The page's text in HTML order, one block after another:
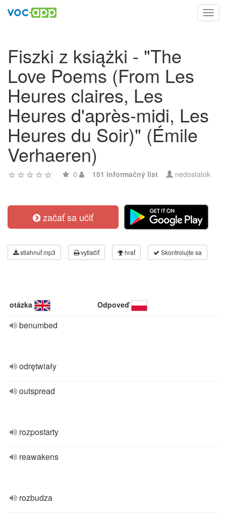
Fiszki z książki - "The
Love Poems (From Les
Heures claires, Les
Heures d'après-midi, Les
Heures du Soir)" (Émile
Verhaeren)
0 101 informačný list nedostatok
začať sa učiť
stiahnuť mp3 vytlačiť hrať Skontrolujte sa
otázka Odpoveď
benumbed
odrętwiały
outspread
rozpostarty
reawakens
rozbudza